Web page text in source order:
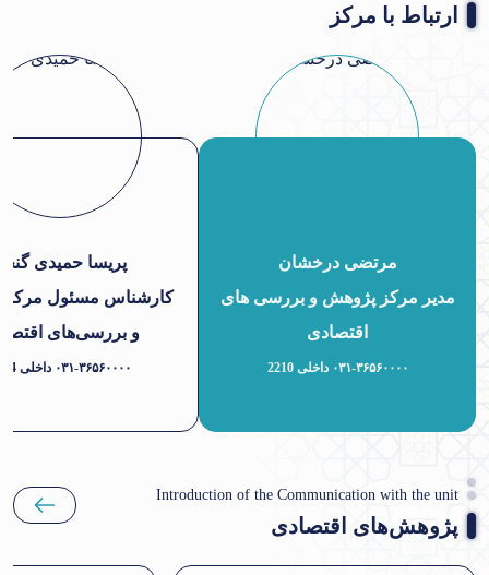
ارتباط با مرکز
مرتضی درخشان
مدیر مرکز پژوهش و بررسی های
اقتصادی
۰۳۱-۳۶۵۶۰۰۰۰ داخلی 2210
پریسا حمیدی
کارشناس مسئول
و بررسی‌های
۰۳۱-۳۶۵۶۰۰۰۰ داخلی 2214
Introduction of the Communication with the unit
پژوهش‌های اقتصادی